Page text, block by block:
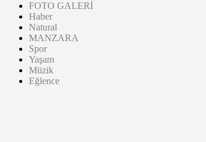
FOTO GALERİ
Haber
Natural
MANZARA
Spor
Yaşam
Müzik
Eğlence